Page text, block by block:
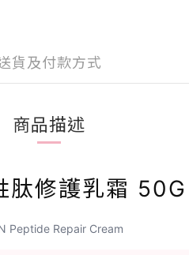
貨及付款方式
商品描述
肽修護乳霜 50G
Peptide Repair Cream